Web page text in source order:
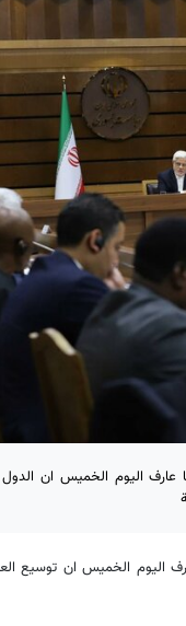
عارف اليوم الخميس ان
اليوم الخميس ان توسيع